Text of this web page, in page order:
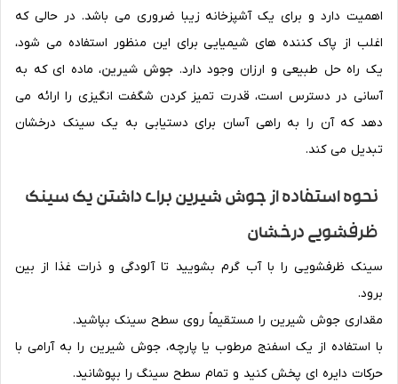
اهمیت دارد و برای یک آشپزخانه زیبا ضروری می باشد. در حالی که
اغلب از پاک کننده های شیمیایی برای این منظور استفاده می شود،
یک راه حل طبیعی و ارزان وجود دارد. جوش شیرین، ماده ای که به
آسانی در دسترس است، قدرت تمیز کردن شگفت انگیزی را ارائه می
دهد که آن را به راهی آسان برای دستیابی به یک سینک درخشان
تبدیل می کند.
نحوه استفاده از جوش شیرین برای داشتن یک سینک
ظرفشویی درخشان
سینک ظرفشویی را با آب گرم بشویید تا آلودگی و ذرات غذا از بین
برود.
مقداری جوش شیرین را مستقیماً روی سطح سینک بپاشید.
با استفاده از یک اسفنج مرطوب یا پارچه، جوش شیرین را به آرامی با
حرکات دایره ای پخش کنید و تمام سطح سینگ را بپوشانید.